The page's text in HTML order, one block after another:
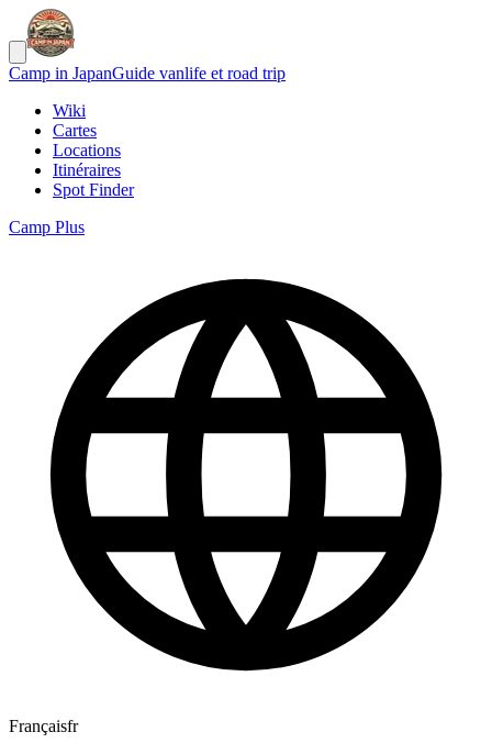
Camp in JapanGuide vanlife et road trip
Wiki
Cartes
Locations
Itinéraires
Spot Finder
Camp Plus
Françaisfr